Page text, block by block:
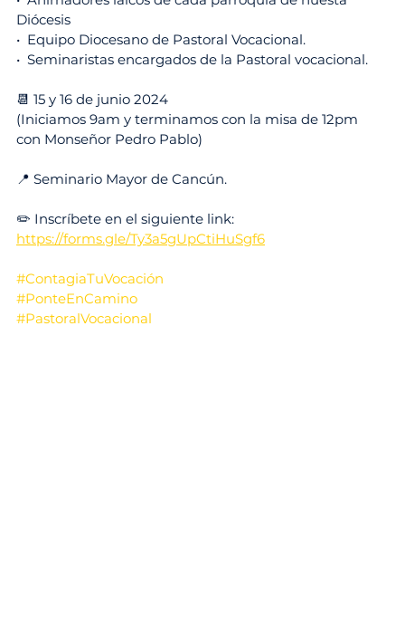
Diócesis
•⁠  ⁠Equipo Diocesano de Pastoral Vocacional.
•⁠  ⁠Seminaristas encargados de la Pastoral vocacional.
📆 15 y 16 de junio 2024
(Iniciamos 9am y terminamos con la misa de 12pm
con Monseñor Pedro Pablo)
📍 Seminario Mayor de Cancún.
✏️ Inscríbete en el siguiente link:
https://forms.gle/Ty3a5gUpCtiHuSgf6
#ContagiaTuVocación
#PonteEnCamino
#PastoralVocacional